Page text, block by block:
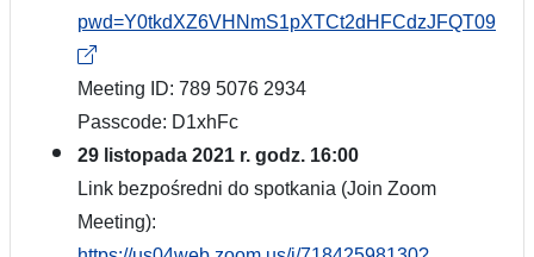
pwd=Y0tkdXZ6VHNmS1pXTCt2dHFCdzJFQT09
Meeting ID: 789 5076 2934
Passcode: D1xhFc
29 listopada 2021 r. godz. 16:00
Link bezpośredni do spotkania (Join Zoom
Meeting):